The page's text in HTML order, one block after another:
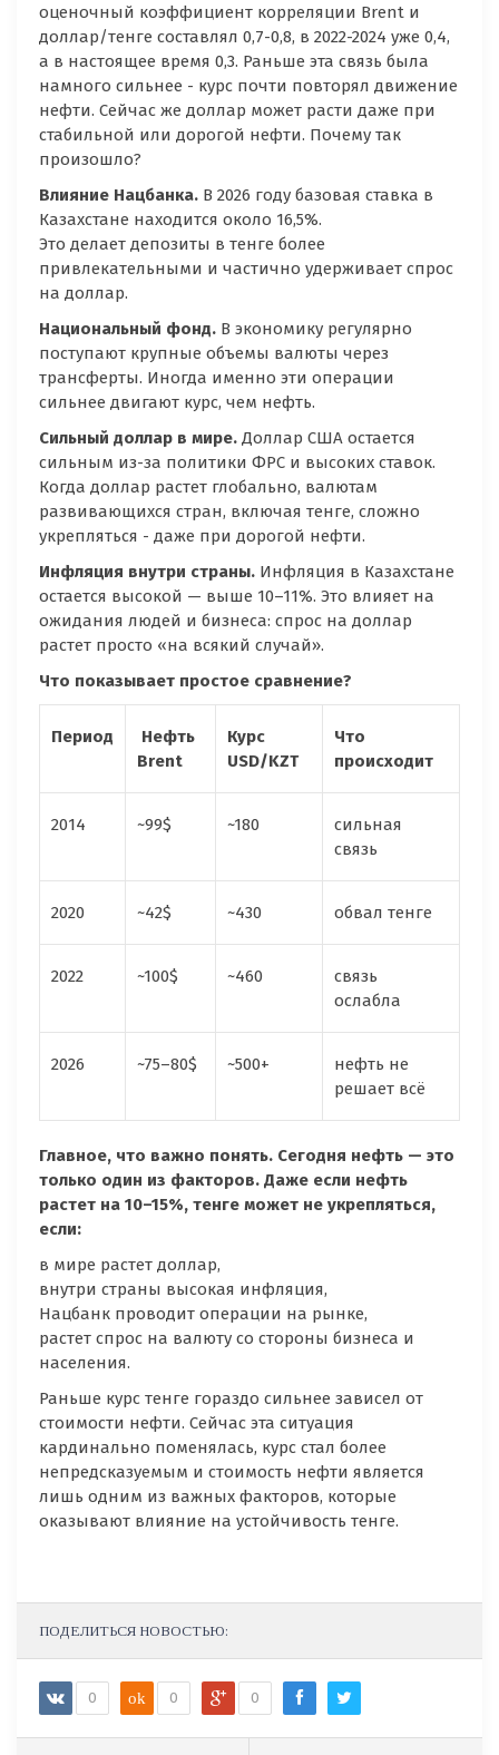
оценочный коэффициент корреляции Brent и
доллар/тенге составлял 0,7-0,8, в 2022-2024 уже 0,4,
а в настоящее время 0,3. Раньше эта связь была
намного сильнее - курс почти повторял движение
нефти. Сейчас же доллар может расти даже при
стабильной или дорогой нефти. Почему так
произошло?
Влияние Нацбанка. В 2026 году базовая ставка в
Казахстане находится около 16,5%.
Это делает депозиты в тенге более
привлекательными и частично удерживает спрос
на доллар.
Национальный фонд. В экономику регулярно
поступают крупные объемы валюты через
трансферты. Иногда именно эти операции
сильнее двигают курс, чем нефть.
Сильный доллар в мире. Доллар США остается
сильным из-за политики ФРС и высоких ставок.
Когда доллар растет глобально, валютам
развивающихся стран, включая тенге, сложно
укрепляться - даже при дорогой нефти.
Инфляция внутри страны. Инфляция в Казахстане
остается высокой — выше 10–11%. Это влияет на
ожидания людей и бизнеса: спрос на доллар
растет просто «на всякий случай».
Что показывает простое сравнение?
Период
Нефть
Brent
Курс
USD/KZT
Что
происходит
2014 ~99$ ~180
сильная
связь
2020 ~42$ ~430 обвал тенге
2022 ~100$ ~460
связь
ослабла
2026 ~75–80$ ~500+
нефть не
решает всё
Главное, что важно понять. Сегодня нефть — это
только один из факторов. Даже если нефть
растет на 10–15%, тенге может не укрепляться,
если:
в мире растет доллар,
внутри страны высокая инфляция,
Нацбанк проводит операции на рынке,
растет спрос на валюту со стороны бизнеса и
населения.
Раньше курс тенге гораздо сильнее зависел от
стоимости нефти. Сейчас эта ситуация
кардинально поменялась, курс стал более
непредсказуемым и стоимость нефти является
лишь одним из важных факторов, которые
оказывают влияние на устойчивость тенге.
ПОДЕЛИТЬСЯ НОВОСТЬЮ:
0 ok 0 0